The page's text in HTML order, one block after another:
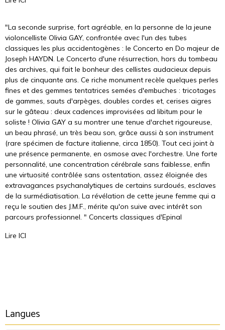
"La seconde surprise, fort agréable, en la personne de la jeune
violoncelliste Olivia GAY, confrontée avec l'un des tubes
classiques les plus accidentogènes : le Concerto en Do majeur de
Joseph HAYDN. Le Concerto d'une résurrection, hors du tombeau
des archives, qui fait le bonheur des cellistes audacieux depuis
plus de cinquante ans. Ce riche monument recèle quelques perles
fines et des gemmes tentatrices semées d'embuches : tricotages
de gammes, sauts d'arpèges, doubles cordes et, cerises aigres
sur le gâteau : deux cadences improvisées ad libitum pour le
soliste ! Olivia GAY a su montrer une tenue d'archet rigoureuse,
un beau phrasé, un très beau son, grâce aussi à son instrument
(rare spécimen de facture italienne, circa 1850). Tout ceci joint à
une présence permanente, en osmose avec l'orchestre. Une forte
personnalité, une concentration cérébrale sans faiblesse, enfin
une virtuosité contrôlée sans ostentation, assez éloignée des
extravagances psychanalytiques de certains surdoués, esclaves
de la surmédiatisation. La révélation de cette jeune femme qui a
reçu le soutien des J.M.F., mérite qu'on suive avec intérêt son
parcours professionnel. " Concerts classiques d'Epinal
Lire ICI
Langues